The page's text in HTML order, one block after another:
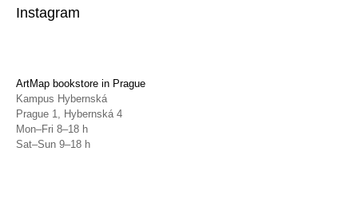
Instagram
ArtMap bookstore in Prague
Kampus Hybernská
Prague 1, Hybernská 4
Mon–Fri 8–18 h
Sat–Sun 9–18 h